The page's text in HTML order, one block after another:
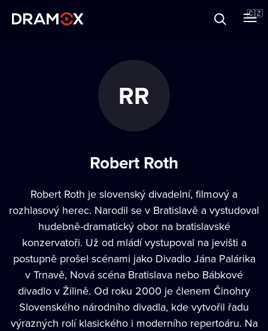
🇨🇿
RR
Robert Roth
Robert Roth je slovenský divadelní, filmový a
rozhlasový herec. Narodil se v Bratislavě a vystudoval
hudebně-dramatický obor na bratislavské
konzervatoři. Už od mládí vystupoval na jevišti a
postupně prošel scénami jako Divadlo Jána Palárika
v Trnavě, Nová scéna Bratislava nebo Bábkové
divadlo v Žilině. Od roku 2000 je členem Činohry
Slovenského národního divadla, kde vytvořil řadu
výrazných rolí klasického i moderního repertoáru. Na